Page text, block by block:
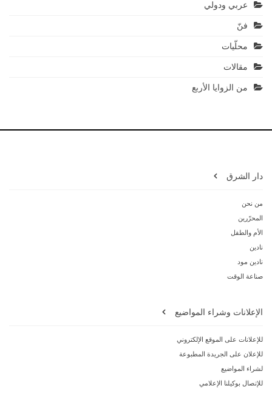
عربي ودولي
فنّ
محلّيات
مقالات
من الزوايا الأربع
دار الشرق
من نحن
المحرّرين
الأم والطفل
نادين
نادين مود
صناعة الوقت
الإعلانات وشراء المواضيع
للإعلانات على الموقع الإلكتروني
للإعلان على الجريدة المطبوعة
لشراء المواضيع
للإتصال بوكيلنا الإعلامي